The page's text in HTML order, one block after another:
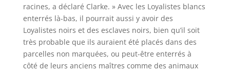
racines, a déclaré Clarke. » Avec les Loyalistes blancs
enterrés là-bas, il pourrait aussi y avoir des
Loyalistes noirs et des esclaves noirs, bien qu’il soit
très probable que ils auraient été placés dans des
parcelles non marquées, ou peut-être enterrés à
côté de leurs anciens maîtres comme des animaux